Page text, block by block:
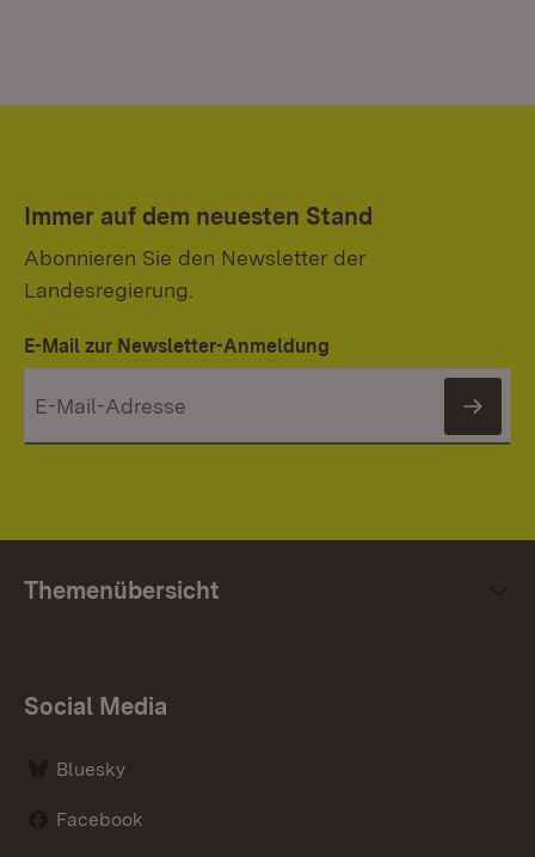
Immer auf dem neuesten Stand
Abonnieren Sie den Newsletter der
Landesregierung.
E-Mail zur Newsletter-Anmeldung
Themenübersicht
Social Media
Bluesky
Facebook